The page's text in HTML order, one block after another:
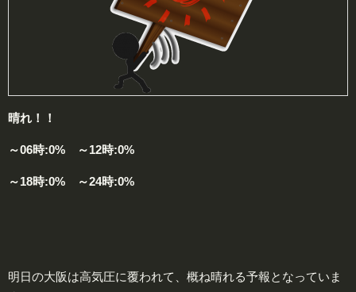
晴れ！！
～06時:0% ～12時:0%
～18時:0% ～24時:0%
明日の大阪は高気圧に覆われて、概ね晴れる予報となっていま